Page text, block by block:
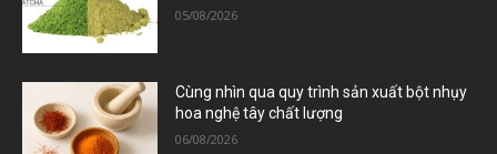
05/08/2026
Cùng nhìn qua quy trình sản xuất bột nhụy
hoa nghệ tây chất lượng
06/08/2026